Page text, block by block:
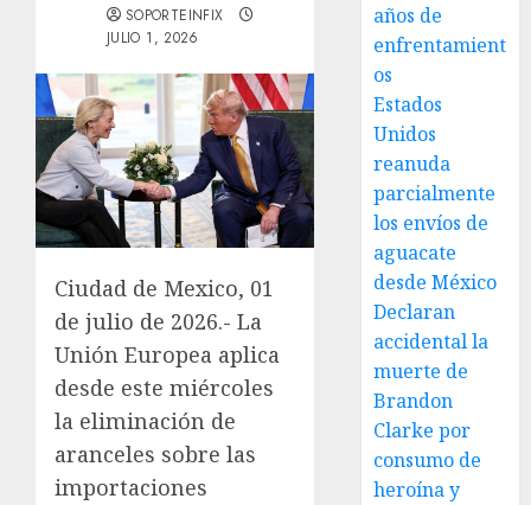
SOPORTEINFIX
JULIO 1, 2026
Ciudad de Mexico, 01
de julio de 2026.- La
Unión Europea aplica
desde este miércoles
la eliminación de
aranceles sobre las
importaciones
años de
enfrentamient
os
Estados
Unidos
reanuda
parcialmente
los envíos de
aguacate
desde México
Declaran
accidental la
muerte de
Brandon
Clarke por
consumo de
heroína y